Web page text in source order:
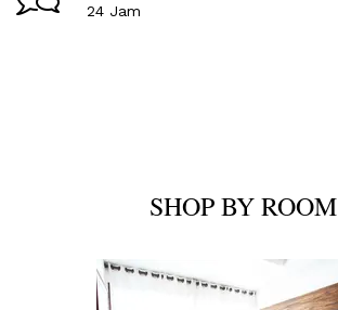
24 Jam
SHOP BY ROOM